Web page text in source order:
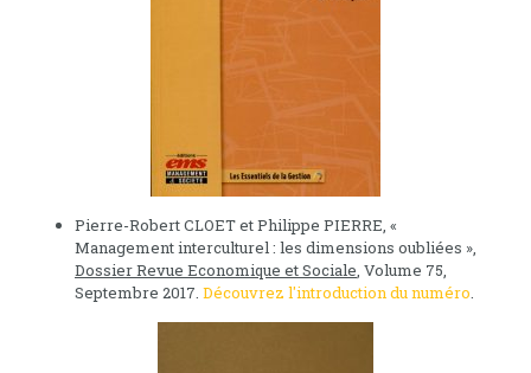
Pierre-Robert CLOET et Philippe PIERRE, «
Management interculturel : les dimensions oubliées »,
Dossier Revue Economique et Sociale, Volume 75,
Septembre 2017. Découvrez l'introduction du numéro.